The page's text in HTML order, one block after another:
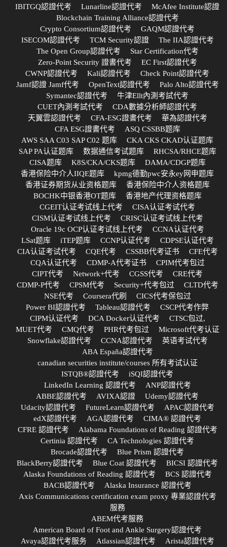
IBITGQ認證代考
Lunarline認證代考
McAfee Institute認證
Blockchain Training Alliance認證代考
Crypto Consortium認證代考
GAQM認證代考
ISECOM認證代考
TCM Security認證
The IIA認證代考
The Open Group認證代考
Star Certification代考
Zero-Point Security 證書代考
EC First認證代考
CWNP認證代考
Kali認證代考
Check Point認證代考
Jamf認證 Jamf代考
OpenText認證代考
Palo Alto認證代考
Symantec認證代考
牛津Ellt內測考試代考
CUET內測考試代考
CDA數據分析師認證代考
天翼雲認證代考
CFA-ESG證書代考
華為認證代考
CFA ESG證書代考
ASQ CSSBB题库
AWS SAA C03 SAP C02 题库
CKA CKS CKAD认证题库
SAP PA认证题库
数据通信考试题库
RHCSA/RHCE题库
CISA题库
K8S/CKA/CKS题库
DAMA/CDGP题库
香港保险中介人IIQE题库
kpmg德勤pwc安永ey网申题库
香港证券期货从业资格题库
香港保险中介人资格题库
BOCHK中银香港OT题库
香港地产代理资格题库
CGEIT认证考试线上代考
CISA认证考试代考
CISM认证考试线上代考
CRISC认证考试线上代考
Oracle 19c OCP认证考试线上代考
CCNA认证代考
LSat题库
iTEP题库 CCNP认证代考
CDPSE认证代考
CIA认证考试代考
CQE代考 CSSBB代考证书
CFE代考
CQA认证代考
CDMP-A代考证书
CPIM代考包过
CIPT代考
Network+代考 CGSS代考
CRE代考
CDMP-P代考
CPSM代考 Security+代考包过
CLTD代考
NSE代考
Coursera代刷
CICS代考保包过
Power BI認證代考
Tableau認證代考
CSCP代考作弊
CIPM认证代考
DCA Docker认证代考
CTSC包过,
MUET代考
CMQ代考 PHR代考包过
Microsoft代考认证
Snowflake認證代考
CCNA認證代考
英语考试代考
ABA España認證代考
canadian securities institute/courses 所有考试认证
ISTQB®認證代考
iSQI認證代考
LinkedIn Learning 認證代考
ANP認證代考
ABBE認證代考
AVIXA認證
Udemy認證代考
Udacity認證代考
FutureLearn認證代考
APAC認證代考
edX認證代考
AGA認證代考
CIMA® 認證代考
CFRE 認證代考
Alabama Foundations of Reading 認證代考
Certinia 認證代考
CA Technologies 認證代考
Brocade認證代考
Blue Prism 認證代考
BlackBerry認證代考
Blue Coat 認證代考
BICSI 認證代考
Alaska Foundations of Reading 認證代考
BCS 認證代考
BACB認證代考
Alaska Insurance 認證代考
Axis Communications certification exam proxy 專業認證代考
服務
ABEM代考服務
American Board of Foot and Ankle Surgery認證代考
Avaya認證代考服务
Atlassian認證代考
Arista認證代考